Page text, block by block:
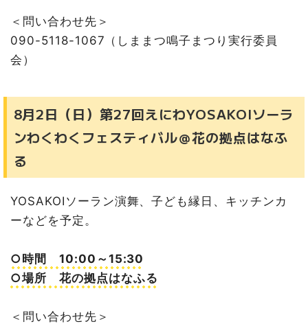
＜問い合わせ先＞
090-5118-1067（しままつ鳴子まつり実行委員
会）
8月2日（日）第27回えにわYOSAKOIソーラ
ンわくわくフェスティバル＠花の拠点はなふ
る
YOSAKOIソーラン演舞、子ども縁日、キッチンカ
ーなどを予定。
○時間 10:00～15:30
○場所 花の拠点はなふる
＜問い合わせ先＞